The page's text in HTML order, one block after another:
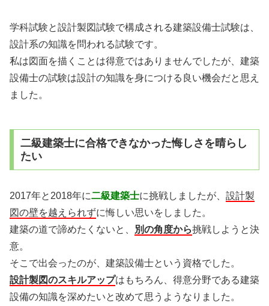
学科試験と設計製図試験で構成される建築設備士試験は、
設計系の知識を問われる試験です。
私は図面を描くことは得意ではありませんでしたが、建築
設備士の試験は設計の知識を身につける良い機会だと思え
ました。
二級建築士に合格できなかった悔しさを晴らし
たい
2017年と2018年に二級建築士に挑戦しましたが、 設計製
図の壁を越えられずに悔しい思いをしました。
建築の道で諦めたくないと、
別の角度から挑戦しようと決
意。
そこで出会ったのが、建築設備士という資格でした。
設計製図のスキルアップはもちろん、得意分野である建築
設備の知識を深めたいと改めて思うようなりました。